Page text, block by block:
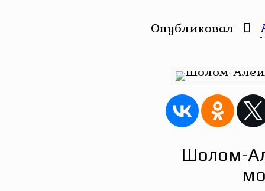
Опубликовал
Шолом-